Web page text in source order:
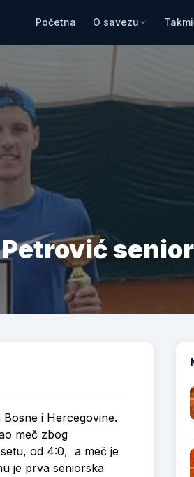
Početna O savezu
Petrović
i Hercegovine.
meč zbog
od 4:0, a meč je
je prva seniorska